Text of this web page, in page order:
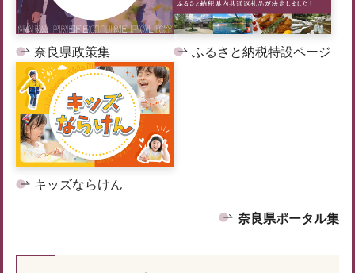
奈良県政策集 ふるさと納税特設ページ
キッズならけん
奈良県ポータル集